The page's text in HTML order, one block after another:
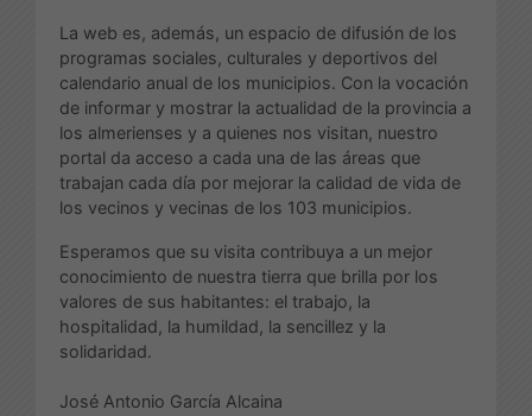
La web es, además, un espacio de difusión de los
programas sociales, culturales y deportivos del
calendario anual de los municipios. Con la vocación
de informar y mostrar la actualidad de la provincia a
los almerienses y a quienes nos visitan, nuestro
portal da acceso a cada una de las áreas que
trabajan cada día por mejorar la calidad de vida de
los vecinos y vecinas de los 103 municipios.
Esperamos que su visita contribuya a un mejor
conocimiento de nuestra tierra que brilla por los
valores de sus habitantes: el trabajo, la
hospitalidad, la humildad, la sencillez y la
solidaridad.
José Antonio García Alcaina